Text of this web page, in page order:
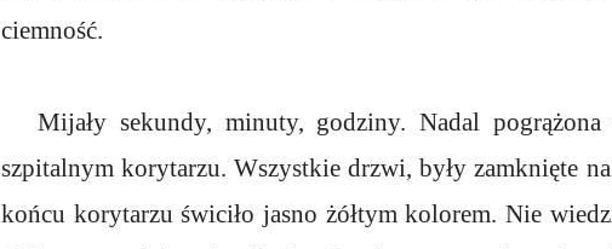
ciemność.
Mijały sekundy, minuty, godziny. Nadal pogrążona
szpitalnym korytarzu. Wszystkie drzwi, były zamknięte
końcu korytarzu świciło jasno żółtym kolorem. Nie